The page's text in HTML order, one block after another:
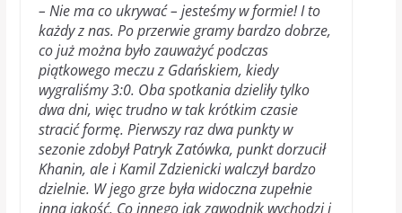
– Nie ma co ukrywać – jesteśmy w formie! I to
każdy z nas. Po przerwie gramy bardzo dobrze,
co już można było zauważyć podczas
piątkowego meczu z Gdańskiem, kiedy
wygraliśmy 3:0. Oba spotkania dzieliły tylko
dwa dni, więc trudno w tak krótkim czasie
stracić formę. Pierwszy raz dwa punkty w
sezonie zdobył Patryk Zatówka, punkt dorzucił
Khanin, ale i Kamil Zdzienicki walczył bardzo
dzielnie. W jego grze była widoczna zupełnie
inna jakość. Co innego jak zawodnik wychodzi i